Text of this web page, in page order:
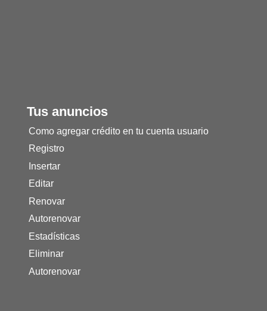
Tus anuncios
Como agregar crédito en tu cuenta usuario
Registro
Insertar
Editar
Renovar
Autorenovar
Estadísticas
Eliminar
Autorenovar